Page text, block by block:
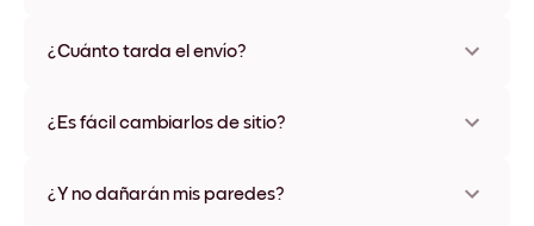
varios materiales y colores de marco, incluidas opciones sin
¿Cuánto tarda el envío?
disponibles en algunos países. Te enviaremos un número de
¿Es fácil cambiarlos de sitio?
ningún daño
¿Y no dañarán mis paredes?